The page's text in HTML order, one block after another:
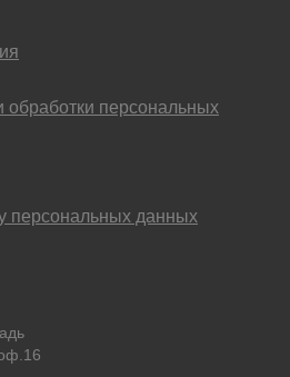
обработки персональных
персональных данных